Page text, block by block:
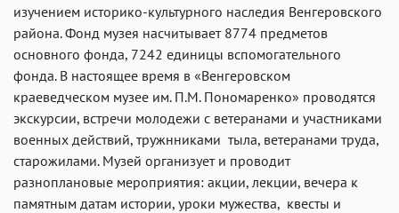
изучением историко-культурного наследия Венгеровского
района. Фонд музея насчитывает 8774 предметов
основного фонда, 7242 единицы вспомогательного
фонда. В настоящее время в «Венгеровском
краеведческом музее им. П.М. Пономаренко» проводятся
экскурсии, встречи молодежи с ветеранами и участниками
военных действий, тружнниками тыла, ветеранами труда,
старожилами. Музей организует и проводит
разноплановые мероприятия: акции, лекции, вечера к
памятным датам истории, уроки мужества, квесты и